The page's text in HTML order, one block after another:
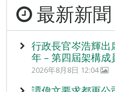
最新新聞
行政長官岑浩輝出
年 – 第四屆架構成
2026年8月8日 12:04